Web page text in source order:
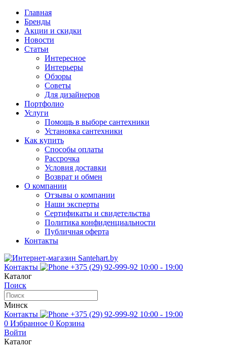
Главная
Бренды
Акции и скидки
Новости
Статьи
Интересное
Интерьеры
Обзоры
Советы
Для дизайнеров
Портфолио
Услуги
Помощь в выборе сантехники
Установка сантехники
Как купить
Способы оплаты
Рассрочка
Условия доставки
Возврат и обмен
О компании
Отзывы о компании
Наши эксперты
Сертификаты и свидетельства
Политика конфиденциальности
Публичная оферта
Контакты
Контакты +375 (29) 92-999-92 10:00 - 19:00
Каталог
Поиск
Минск
Контакты
+375 (29) 92-999-92 10:00 - 19:00
0 Избранное 0 Корзина
Войти
Каталог